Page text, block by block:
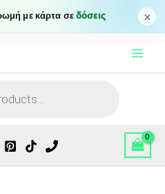
με κάρτα σεδόσεις ×